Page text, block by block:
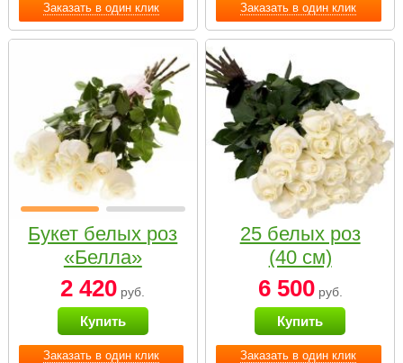
Заказать в один клик Заказать в один клик
Заказать в один клик
Букет белых роз
«Белла»
2 420 руб.
Купить
Заказать в один клик
25 белых роз
(40 см)
6 500руб.
Купить